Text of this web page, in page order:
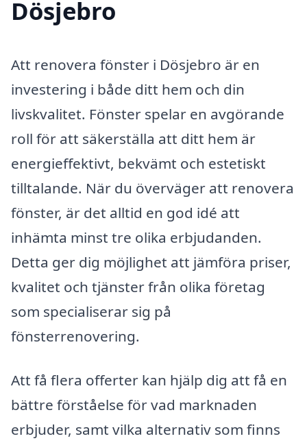
Dösjebro
Att renovera fönster i Dösjebro är en
investering i både ditt hem och din
livskvalitet. Fönster spelar en avgörande
roll för att säkerställa att ditt hem är
energieffektivt, bekvämt och estetiskt
tilltalande. När du överväger att renovera
fönster, är det alltid en god idé att
inhämta minst tre olika erbjudanden.
Detta ger dig möjlighet att jämföra priser,
kvalitet och tjänster från olika företag
som specialiserar sig på
fönsterrenovering.
Att få flera offerter kan hjälp dig att få en
bättre förståelse för vad marknaden
erbjuder, samt vilka alternativ som finns